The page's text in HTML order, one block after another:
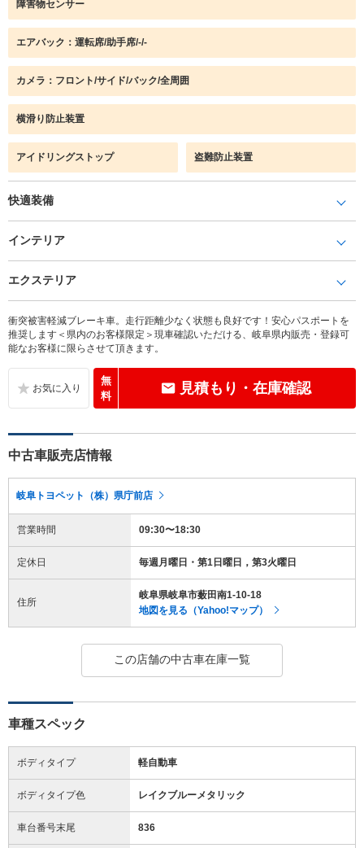
障害物センサー
エアバック：運転席/助手席/-/-
カメラ：フロント/サイド/バック/全周囲
横滑り防止装置
アイドリングストップ 盗難防止装置
快適装備
インテリア
エクステリア
衝突被害軽減ブレーキ車。走行距離少なく状態も良好です！安心パスポートを
推奨します＜県内のお客様限定＞現車確認いただける、岐阜県内販売・登録可
能なお客様に限らさせて頂きます。
無
料
見積もり・在庫確認
中古車販売店情報
岐阜トヨペット（株）県庁前店
営業時間 09:30〜18:30
定休日 毎週月曜日・第1日曜日，第3火曜日
住所
岐阜県岐阜市薮田南1-10-18
地図を見る（Yahoo!マップ）
この店舗の中古車在庫一覧
車種スペック
ボディタイプ 軽自動車
ボディタイプ色 レイクブルーメタリック
車台番号末尾 836